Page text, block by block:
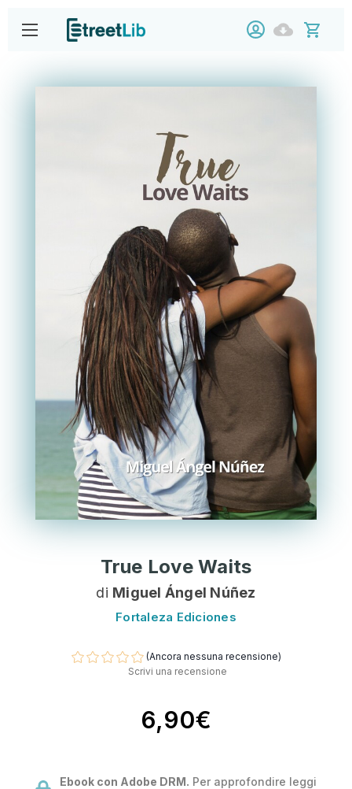
True Love Waits
di Miguel Ángel Núñez
Fortaleza Ediciones
(Ancora nessuna recensione)
Scrivi una recensione
6,90€
Ebook con Adobe DRM. Per approfondire leggi